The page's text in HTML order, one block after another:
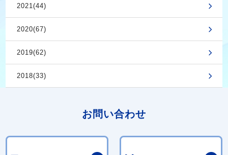
2021(44)
2020(67)
2019(62)
2018(33)
お問い合わせ